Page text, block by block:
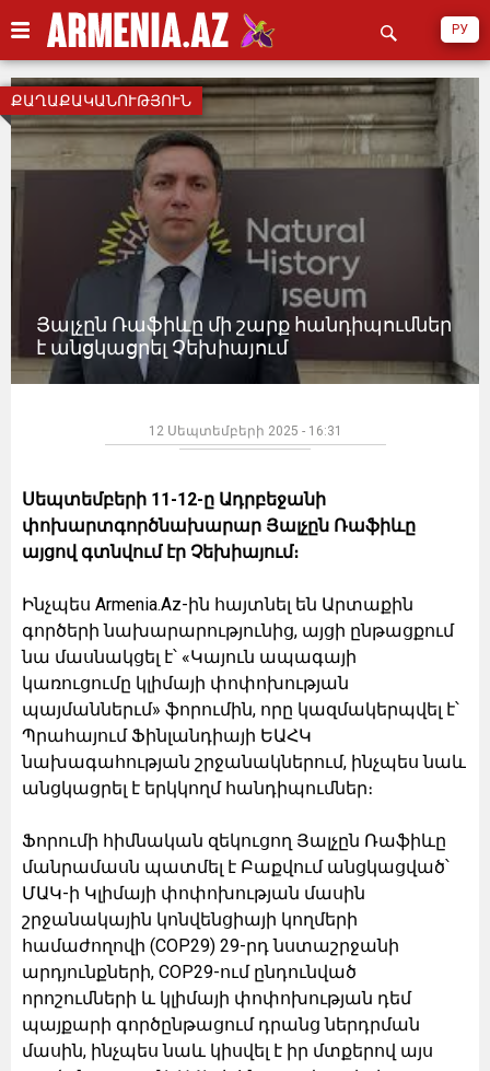
РУ
Յալչըն Ռաֆիևը մի շարք հանդիպումներ
է անցկացրել Չեխիայում
ՔԱՂԱՔԱԿԱՆՈՒԹՅՈՒՆ
12 Սեպտեմբերի 2025 - 16:31
Սեպտեմբերի 11-12-ը Ադրբեջանի
փոխարտգործնախարար Յալչըն Ռաֆիևը
այցով գտնվում էր Չեխիայում։
Ինչպես Armenia.Az-ին հայտնել են Արտաքին
գործերի նախարարությունից, այցի ընթացքում
նա մասնակցել է՝ «Կայուն ապագայի
կառուցումը կլիմայի փոփոխության
պայմաններւմ» ֆորումին, որը կազմակերպվել է՝
Պրահայում Ֆինլանդիայի ԵԱՀԿ
նախագահության շրջանակներում, ինչպես նաև
անցկացրել է երկկողմ հանդիպումներ։
Ֆորումի հիմնական զեկուցող Յալչըն Ռաֆիևը
մանրամասն պատմել է Բաքվում անցկացված՝
ՄԱԿ-ի Կլիմայի փոփոխության մասին
շրջանակային կոնվենցիայի կողմերի
համաժողովի (COP29) 29-րդ նստաշրջանի
արդյունքների, COP29-ում ընդունված
որոշումների և կլիմայի փոփոխության դեմ
պայքարի գործընթացում դրանց ներդրման
մասին, ինչպես նաև կիսվել է իր մտքերով այս